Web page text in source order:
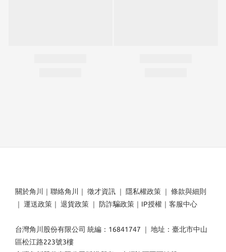
關於角川 ｜ 聯絡角川 ｜ 徵才資訊 ｜ 隱私權政策 ｜ 條款與細則
｜ 運送政策 ｜ 退貨政策 ｜ 防詐騙政策 ｜ IP授權 ｜ 客服中心
台灣角川股份有限公司 統編：16841747 ｜ 地址：臺北市中山
區松江路223號3樓